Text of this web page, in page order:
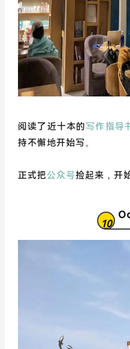
阅读了近十本的写作指导
持不懈地开始写。
正式把公众号捡起来，开
10